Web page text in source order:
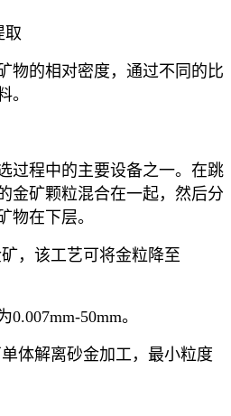
取
物的相对密度，通过不同的比
。
过程中的主要设备之一。在跳
金矿颗粒混合在一起，然后分
物在下层。
，该工艺可将金粒降至
50mm。
体解离砂金加工，最小粒度